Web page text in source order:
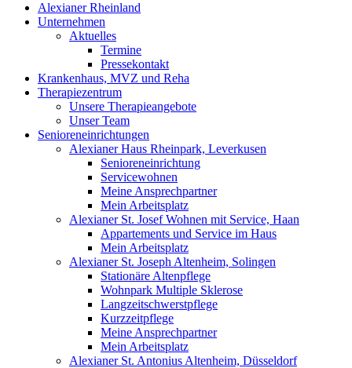
Alexianer Rheinland
Unternehmen
Aktuelles
Termine
Pressekontakt
Krankenhaus, MVZ und Reha
Therapiezentrum
Unsere Therapieangebote
Unser Team
Senioreneinrichtungen
Alexianer Haus Rheinpark, Leverkusen
Senioreneinrichtung
Servicewohnen
Meine Ansprechpartner
Mein Arbeitsplatz
Alexianer St. Josef Wohnen mit Service, Haan
Appartements und Service im Haus
Mein Arbeitsplatz
Alexianer St. Joseph Altenheim, Solingen
Stationäre Altenpflege
Wohnpark Multiple Sklerose
Langzeitschwerstpflege
Kurzzeitpflege
Meine Ansprechpartner
Mein Arbeitsplatz
Alexianer St. Antonius Altenheim, Düsseldorf